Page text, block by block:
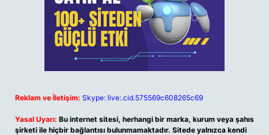
Reklam ve İletişim: Skype: live:.cid.575569c608265c69
Yasal Uyarı: Bu internet sitesi, herhangi bir marka, kurum veya şahıs
şirketi ile hiçbir bağlantısı bulunmamaktadır. Sitede yalnızca kendi